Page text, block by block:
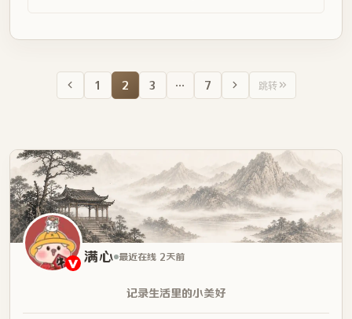
1 2 3 … 7 跳转
满心 最近在线 2天前
记录生活里的小美好